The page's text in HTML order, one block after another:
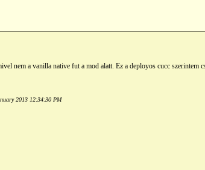
nem a vanilla native fut a mod alatt. Ez a deployos cucc szerintem
2013 12:34:30 PM